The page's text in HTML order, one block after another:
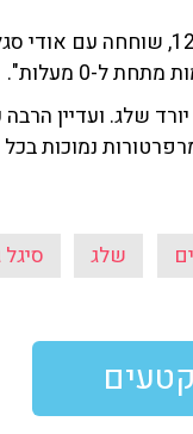
סיגל גפני, חזאית קשת 12,
ל-0 מעלות".
שלג. ועדיין
נמוכות
שלג סיגל